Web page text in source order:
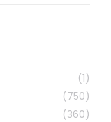
(1)
(750)
(360)